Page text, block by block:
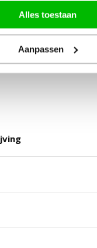
Alles toestaan
Aanpassen
met een 8,9!
& achteraf